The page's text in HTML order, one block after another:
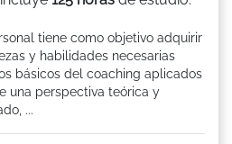
tiene como objetivo adquirir
y habilidades necesarias
básicos del coaching aplicados
una perspectiva teórica y
...